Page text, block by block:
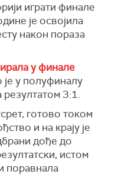
играти финале
је освојила
након пораза
у финале
је у полуфиналу
резултатом 3:1.
готово током
и на крају је
дође до
истом
поравнала